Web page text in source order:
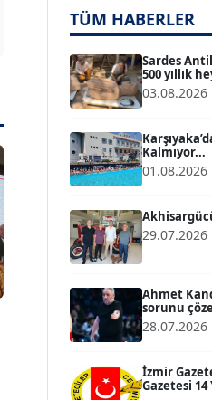
T TUĞÇE
ATİLLA
BÜLENT
B BÜLENT
TÜM HABERLER
Sardes
500 yıllık
03.08.2026
Kalmıyor...
01.08.2026
29.07.2026
Ahmet
sorunu
28.07.2026
İzmir
Gazetesi 14